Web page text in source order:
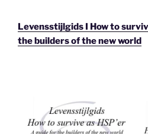
Levensstijlgids I How to
the builders of the new world